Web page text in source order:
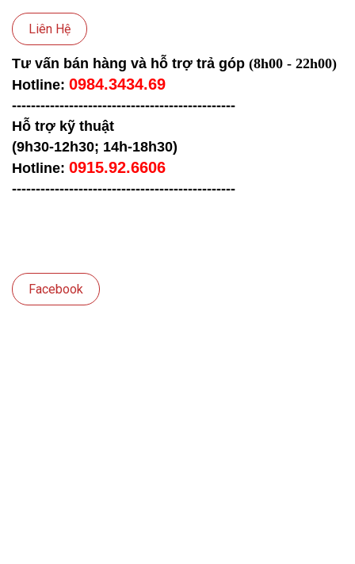
Liên Hệ
Tư vấn bán hàng và hỗ trợ trả góp (8h00 - 22h00)
Hotline: 0984.3434.69
-----------------------------------------------
Hỗ trợ kỹ thuật
(9h30-12h30; 14h-18h30)
Hotline: 0915.92.6606
-----------------------------------------------
Facebook